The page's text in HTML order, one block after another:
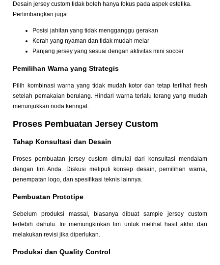
Desain jersey custom tidak boleh hanya fokus pada aspek estetika.
Pertimbangkan juga:
Posisi jahitan yang tidak mengganggu gerakan
Kerah yang nyaman dan tidak mudah melar
Panjang jersey yang sesuai dengan aktivitas mini soccer
Pemilihan Warna yang Strategis
Pilih kombinasi warna yang tidak mudah kotor dan tetap terlihat fresh
setelah pemakaian berulang. Hindari warna terlalu terang yang mudah
menunjukkan noda keringat.
Proses Pembuatan Jersey Custom
Tahap Konsultasi dan Desain
Proses pembuatan jersey custom dimulai dari konsultasi mendalam
dengan tim Anda. Diskusi meliputi konsep desain, pemilihan warna,
penempatan logo, dan spesifikasi teknis lainnya.
Pembuatan Prototipe
Sebelum produksi massal, biasanya dibuat sample jersey custom
terlebih dahulu. Ini memungkinkan tim untuk melihat hasil akhir dan
melakukan revisi jika diperlukan.
Produksi dan Quality Control